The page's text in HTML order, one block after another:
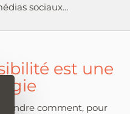
sociaux…
est une
comment, pour
Masquer le